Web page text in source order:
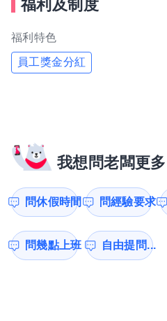
福利及制度
福利特色
員工獎金分紅
我想問老闆更
問休假時間 問經驗要求
問幾點上班 自由提問...